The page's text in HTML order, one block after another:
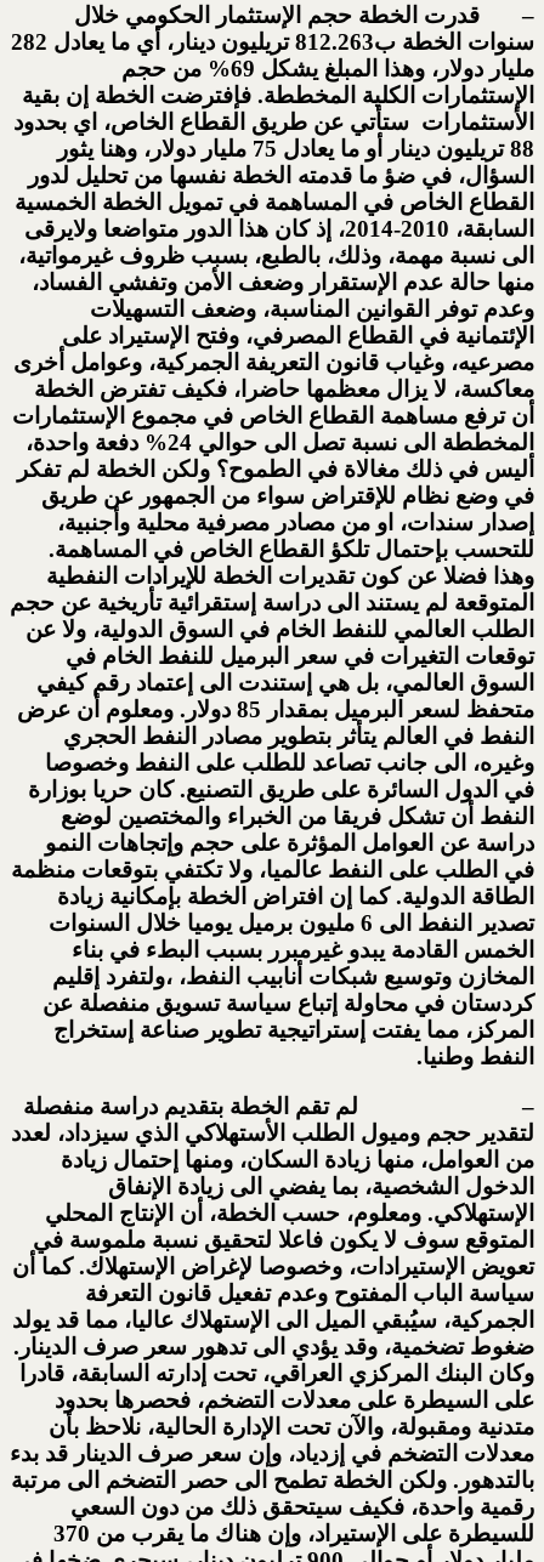
– قدرت الخطة حجم الإستثمار الحكومي خلال
سنوات الخطة ب812.263 تريليون دينار، أي ما يعادل 282
مليار دولار، وهذا المبلغ يشكل 69% من حجم
الإستثمارات الكلية المخططة. فإفترضت الخطة إن بقية
الأستثمارات ستأتي عن طريق القطاع الخاص، اي بحدود
88 تريليون دينار أو ما يعادل 75 مليار دولار، وهنا يثور
السؤال، في ضؤ ما قدمته الخطة نفسها من تحليل لدور
القطاع الخاص في المساهمة في تمويل الخطة الخمسية
السابقة، 2010-2014، إذ كان هذا الدور متواضعا ولايرقى
الى نسبة مهمة، وذلك، بالطبع، بسبب ظروف غيرمواتية،
منها حالة عدم الإستقرار وضعف الأمن وتفشي الفساد،
وعدم توفر القوانين المناسبة، وضعف التسهيلات
الإئتمانية في القطاع المصرفي، وفتح الإستيراد على
مصرعيه، وغياب قانون التعريفة الجمركية، وعوامل أخرى
معاكسة، لا يزال معظمها حاضرا، فكيف تفترض الخطة
أن ترفع مساهمة القطاع الخاص في مجموع الإستثمارات
المخططة الى نسبة تصل الى حوالي 24% دفعة واحدة،
أليس في ذلك مغالاة في الطموح؟ ولكن الخطة لم تفكر
في وضع نظام للإقتراض سواء من الجمهور عن طريق
إصدار سندات، او من مصادر مصرفية محلية وأجنبية،
للتحسب بإحتمال تلكؤ القطاع الخاص في المساهمة.
وهذا فضلا عن كون تقديرات الخطة للإيرادات النفطية
المتوقعة لم يستند الى دراسة إستقرائية تأريخية عن حجم
الطلب العالمي للنفط الخام في السوق الدولية، ولا عن
توقعات التغيرات في سعر البرميل للنفط الخام في
السوق العالمي، بل هي إستندت الى إعتماد رقم كيفي
متحفظ لسعر البرميل بمقدار 85 دولار. ومعلوم أن عرض
النفط في العالم يتأثر بتطوير مصادر النفط الحجري
وغيره، الى جانب تصاعد للطلب على النفط وخصوصا
في الدول السائرة على طريق التصنيع. كان حريا بوزارة
النفط أن تشكل فريقا من الخبراء والمختصين لوضع
دراسة عن العوامل المؤثرة على حجم وإتجاهات النمو
في الطلب على النفط عالميا، ولا تكتفي بتوقعات منظمة
الطاقة الدولية. كما إن افتراض الخطة بإمكانية زيادة
تصدير النفط الى 6 مليون برميل يوميا خلال السنوات
الخمس القادمة يبدو غيرمبرر بسبب البطء في بناء
المخازن وتوسيع شبكات أنابيب النفط، ،ولتفرد إقليم
كردستان في محاولة إتباع سياسة تسويق منفصلة عن
المركز، مما يفتت إستراتيجية تطوير صناعة إستخراج
النفط وطنيا.
– لم تقم الخطة بتقديم دراسة منفصلة
لتقدير حجم وميول الطلب الأستهلاكي الذي سيزداد، لعدد
من العوامل، منها زيادة السكان، ومنها إحتمال زيادة
الدخول الشخصية، بما يفضي الى زيادة الإنفاق
الإستهلاكي. ومعلوم، حسب الخطة، أن الإنتاج المحلي
المتوقع سوف لا يكون فاعلا لتحقيق نسبة ملموسة في
تعويض الإستيرادات، وخصوصا لإغراض الإستهلاك. كما أن
سياسة الباب المفتوح وعدم تفعيل قانون التعرفة
الجمركية، سيُبقي الميل الى الإستهلاك عاليا، مما قد يولد
ضغوط تضخمية، وقد يؤدي الى تدهور سعر صرف الدينار.
وكان البنك المركزي العراقي، تحت إدارته السابقة، قادرا
على السيطرة على معدلات التضخم، فحصرها بحدود
متدنية ومقبولة، والآن تحت الإدارة الحالية، نلاحظ بأن
معدلات التضخم في إزدياد، وإن سعر صرف الدينار قد بدء
بالتدهور. ولكن الخطة تطمح الى حصر التضخم الى مرتبة
رقمية واحدة، فكيف سيتحقق ذلك من دون السعي
للسيطرة على الإستيراد، وإن هناك ما يقرب من 370